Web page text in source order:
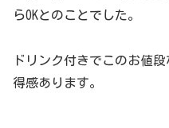
らOKとのことでした。
ドリンク付きでこのお値
得感あります。